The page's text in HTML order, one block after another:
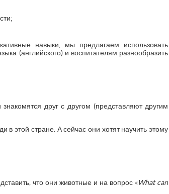
навыки, мы предлагаем использовать
(английского) и воспитателям разнообразить
друг с другом (представляют другим
в этой стране. А сейчас они хотят научить этому
что они животные и на вопрос «What can